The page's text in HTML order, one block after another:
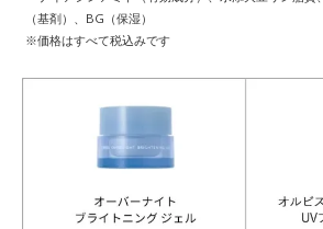
（基剤）、BG（保湿）
※価格はすべて税込みです